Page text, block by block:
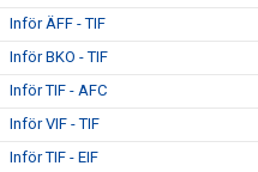
Inför ÄFF - TIF
Inför BKO - TIF
Inför TIF - AFC
Inför VIF - TIF
Inför TIF - EIF